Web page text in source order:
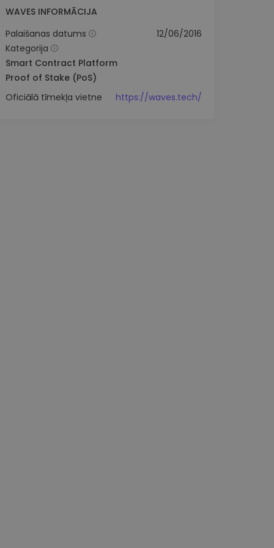
WAVES INFORMĀCIJA
Palaišanas datums
12/06/2016
Kategorija
Smart Contract Platform
Proof of Stake (PoS)
Oficiālā tīmekļa vietne
https://waves.tech/